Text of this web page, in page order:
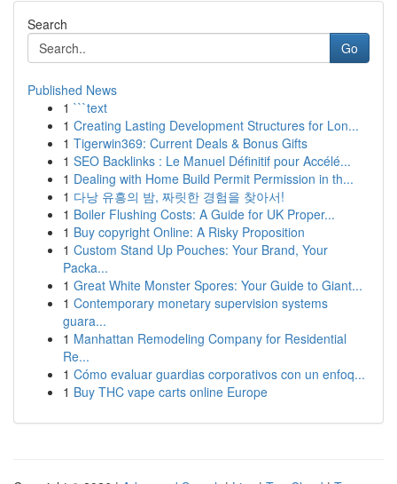
Search
Go
Published News
1 ```text
1 Creating Lasting Development Structures for Lon...
1 Tigerwin369: Current Deals & Bonus Gifts
1 SEO Backlinks : Le Manuel Définitif pour Accélé...
1 Dealing with Home Build Permit Permission in th...
1 다낭 유흥의 밤, 짜릿한 경험을 찾아서!
1 Boiler Flushing Costs: A Guide for UK Proper...
1 Buy copyright Online: A Risky Proposition
1 Custom Stand Up Pouches: Your Brand, Your
Packa...
1 Great White Monster Spores: Your Guide to Giant...
1 Contemporary monetary supervision systems
guara...
1 Manhattan Remodeling Company for Residential
Re...
1 Cómo evaluar guardias corporativos con un enfoq...
1 Buy THC vape carts online Europe